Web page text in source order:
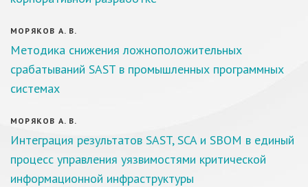
МОРЯКОВ А. В.
Методика снижения ложноположительных
срабатываний SAST в промышленных программных
системах
МОРЯКОВ А. В.
Интеграция результатов SAST, SCA и SBOM в единый
процесс управления уязвимостями критической
информационной инфраструктуры